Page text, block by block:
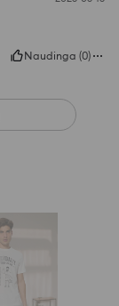
Naudinga (0)